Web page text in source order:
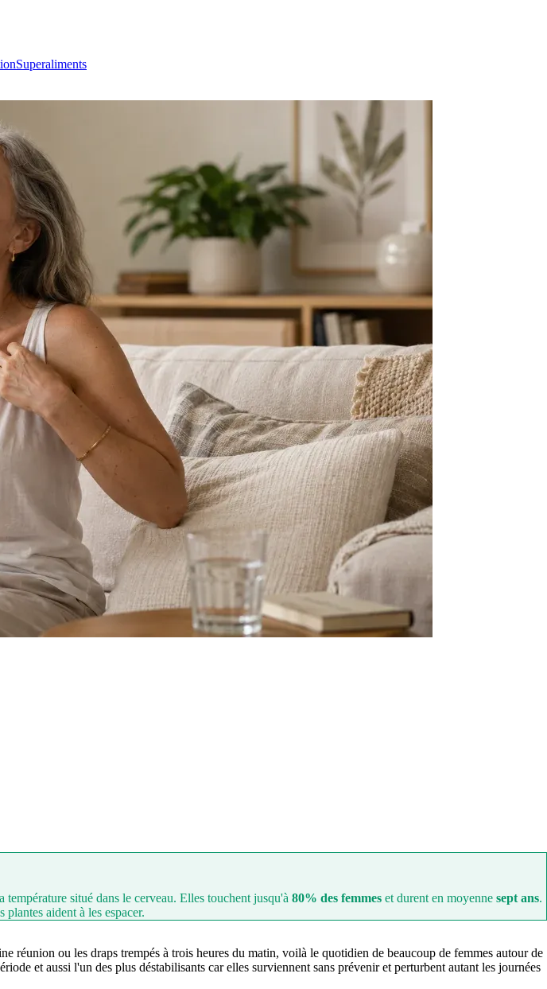
Superaliments
situé dans le cerveau. Elles touchent jusqu'à 80% des femmes et durent en moyenne sept ans.
aident à les espacer.
réunion ou les draps trempés à trois heures du matin, voilà le quotidien de beaucoup de femmes autour de
et aussi l'un des plus déstabilisants car elles surviennent sans prévenir et perturbent autant les journées